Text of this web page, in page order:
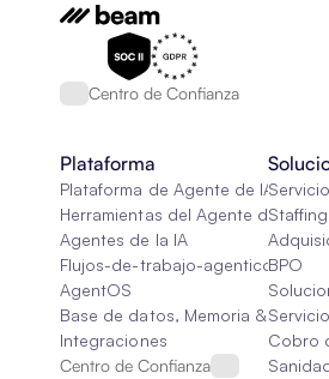
Centro de Confianza
Plataforma
Plataforma de Agente de IA
Herramientas del Agente de IA
Agentes de la IA
Flujos-de-trabajo-agenticos
AgentOS
Base de datos, Memoria & Trapo
Integraciones
Centro de Confianza
BPO
Cobro